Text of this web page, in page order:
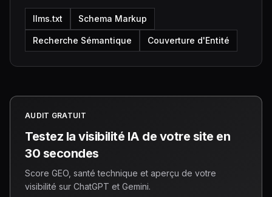
llms.txt Schema Markup
Recherche Sémantique Couverture d'Entité
AUDIT GRATUIT
Testez la visibilité IA de votre site en
30 secondes
Score GEO, santé technique et aperçu de votre
visibilité sur ChatGPT et Gemini.